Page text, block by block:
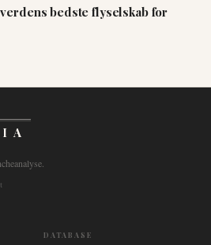
bedste flyselskab for
DATABASE